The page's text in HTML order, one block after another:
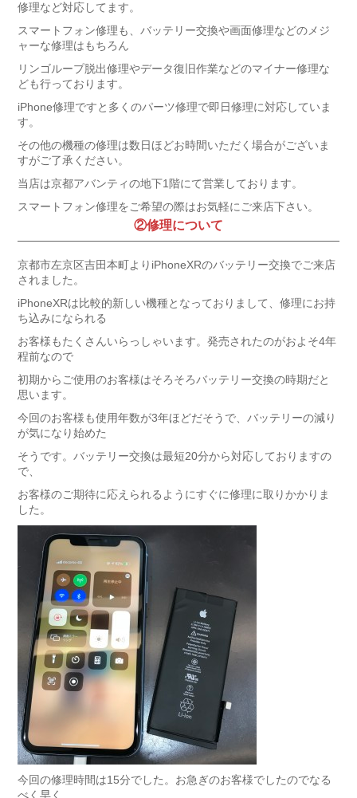
修理など対応してます。
スマートフォン修理も、バッテリー交換や画面修理などのメジ
ャーな修理はもちろん
リンゴループ脱出修理やデータ復旧作業などのマイナー修理な
ども行っております。
iPhone修理ですと多くのパーツ修理で即日修理に対応していま
す。
その他の機種の修理は数日ほどお時間いただく場合がございま
すがご了承ください。
当店は京都アバンティの地下1階にて営業しております。
スマートフォン修理をご希望の際はお気軽にご来店下さい。
②修理について
京都市左京区吉田本町よりiPhoneXRのバッテリー交換でご来店
されました。
iPhoneXRは比較的新しい機種となっておりまして、修理にお持
ち込みになられる
お客様もたくさんいらっしゃいます。発売されたのがおよそ4年
程前なので
初期からご使用のお客様はそろそろバッテリー交換の時期だと
思います。
今回のお客様も使用年数が3年ほどだそうで、バッテリーの減り
が気になり始めた
そうです。バッテリー交換は最短20分から対応しておりますの
で、
お客様のご期待に応えられるようにすぐに修理に取りかかりま
した。
今回の修理時間は15分でした。お急ぎのお客様でしたのでなる
べく早く